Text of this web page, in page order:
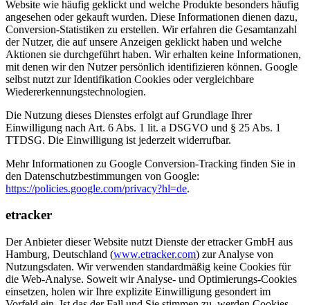
Website wie häufig geklickt und welche Produkte besonders häufig
angesehen oder gekauft wurden. Diese Informationen dienen dazu,
Conversion-Statistiken zu erstellen. Wir erfahren die Gesamtanzahl
der Nutzer, die auf unsere Anzeigen geklickt haben und welche
Aktionen sie durchgeführt haben. Wir erhalten keine Informationen,
mit denen wir den Nutzer persönlich identifizieren können. Google
selbst nutzt zur Identifikation Cookies oder vergleichbare
Wiedererkennungstechnologien.
Die Nutzung dieses Dienstes erfolgt auf Grundlage Ihrer
Einwilligung nach Art. 6 Abs. 1 lit. a DSGVO und § 25 Abs. 1
TTDSG. Die Einwilligung ist jederzeit widerrufbar.
Mehr Informationen zu Google Conversion-Tracking finden Sie in
den Datenschutzbestimmungen von Google:
https://policies.google.com/privacy?hl=de.
etracker
Der Anbieter dieser Website nutzt Dienste der etracker GmbH aus
Hamburg, Deutschland (www.etracker.com) zur Analyse von
Nutzungsdaten. Wir verwenden standardmäßig keine Cookies für
die Web-Analyse. Soweit wir Analyse- und Optimierungs-Cookies
einsetzen, holen wir Ihre explizite Einwilligung gesondert im